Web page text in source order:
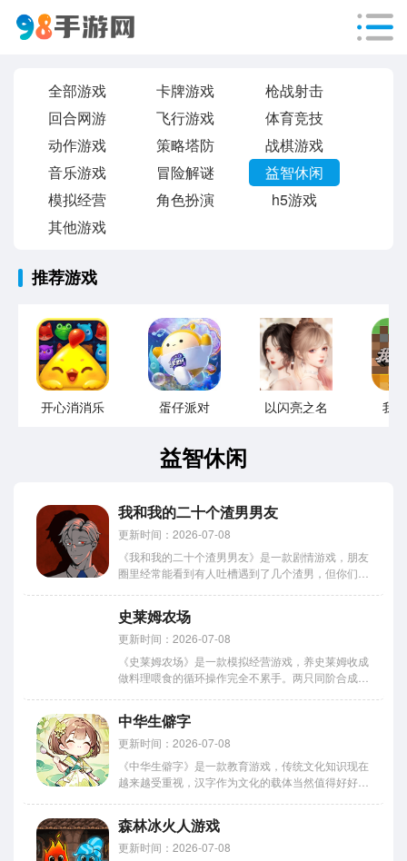
全部游戏 卡牌游戏
枪战射击
回合网游
飞行游戏
体育竞技
动作游戏
策略塔防
战棋游戏
音乐游戏
冒险解谜
益智休闲
模拟经营
角色扮演
h5游戏
其他游戏
推荐游戏
开心消消乐 蛋仔派对 以闪亮之名 我
益智休闲
我和我的二十个渣男男友
更新时间：2026-07-08
《我和我的二十个渣男男友》是一款剧情游戏，朋友
圈里经常能看到有人吐槽遇到了几个渣男，但你们见
次做选择都跟开盲盒似的，你根本猜不到下一秒剧情
会往哪个奇怪的方向跑。...
史莱姆农场
更新时间：2026-07-08
《史莱姆农场》是一款模拟经营游戏，养史莱姆收成
做料理喂食的循环操作完全不累手。两只同阶合成解
戏节奏特别轻松。小编今天整理了下载方式，官方渠
道和第三方平台都有，...
中华生僻字
更新时间：2026-07-08
《中华生僻字》是一款教育游戏，传统文化知识现在
越来越受重视，汉字作为文化的载体当然值得好好研
故都有涉及，今天小编分享下载方式，官方版本最稳
定不会有乱七八糟的广...
森林冰火人游戏
更新时间：2026-07-08